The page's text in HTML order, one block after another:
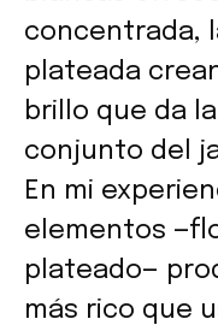
concentrada,
plateada
brillo que da
conjunto del
En mi
elementos
plateado—
más rico que